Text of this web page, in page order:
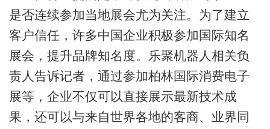
是否连续参加当地展会尤为关注。为了建立
客户信任，许多中国企业积极参加国际知名
展会，提升品牌知名度。乐聚机器人相关负
责人告诉记者，通过参加柏林国际消费电子
展等，企业不仅可以直接展示最新技术成
果，还可以与来自世界各地的客商、业界同